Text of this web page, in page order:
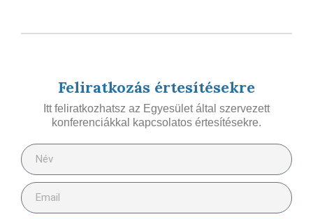
Feliratkozás értesítésekre
Itt feliratkozhatsz az Egyesület által szervezett
konferenciákkal kapcsolatos értesítésekre.